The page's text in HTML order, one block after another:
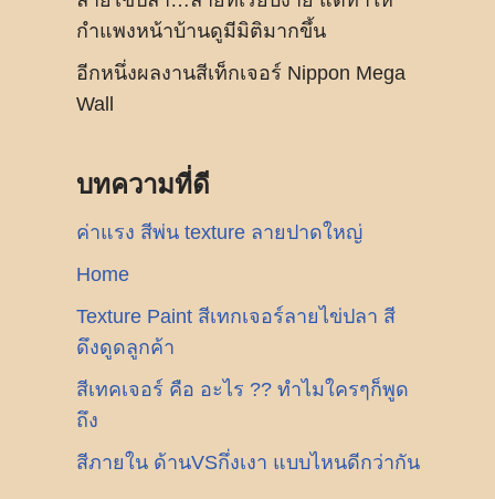
กำแพงหน้าบ้านดูมีมิติมากขึ้น
อีกหนึ่งผลงานสีเท็กเจอร์ Nippon Mega
Wall
บทความที่ดี
ค่าแรง สีพ่น texture ลายปาดใหญ่
Home
Texture Paint สีเทกเจอร์ลายไข่ปลา สี
ดึงดูดลูกค้า
สีเทคเจอร์ คือ อะไร ?? ทำไมใครๆก็พูด
ถึง
สีภายใน ด้านVSกึ่งเงา แบบไหนดีกว่ากัน